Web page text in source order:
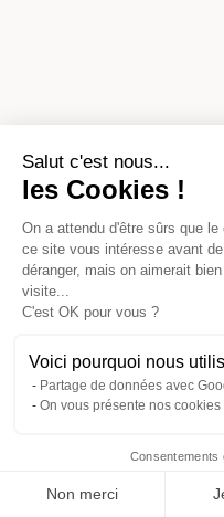
Salut c'est nous...
les Cookies !
On a attendu d'être sûrs que le
ce site vous intéresse avant
déranger, mais on aimerait
visite...
C'est OK pour vous ?
Voici pourquoi nous
Partage de données avec
On vous présente nos cookies
Consentements
Non merci